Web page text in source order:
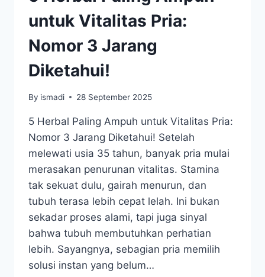
PRIA?
INI
PENJELASAN
LENGKAPNYA
untuk Vitalitas Pria:
Nomor 3 Jarang
Diketahui!
By ismadi 28 September 2025
5 Herbal Paling Ampuh untuk Vitalitas Pria:
Nomor 3 Jarang Diketahui! Setelah
melewati usia 35 tahun, banyak pria mulai
merasakan penurunan vitalitas. Stamina
tak sekuat dulu, gairah menurun, dan
tubuh terasa lebih cepat lelah. Ini bukan
sekadar proses alami, tapi juga sinyal
bahwa tubuh membutuhkan perhatian
lebih. Sayangnya, sebagian pria memilih
solusi instan yang belum…